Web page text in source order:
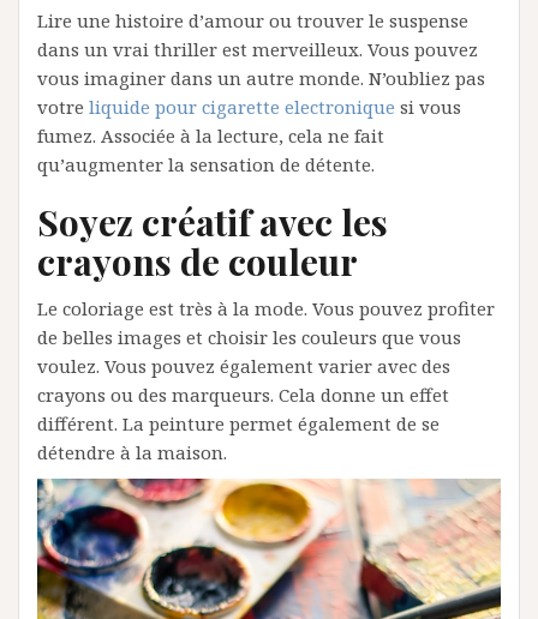
Lire une histoire d’amour ou trouver le suspense
dans un vrai thriller est merveilleux. Vous pouvez
vous imaginer dans un autre monde. N’oubliez pas
votre liquide pour cigarette electronique si vous
fumez. Associée à la lecture, cela ne fait
qu’augmenter la sensation de détente.
Soyez créatif avec les
crayons de couleur
Le coloriage est très à la mode. Vous pouvez profiter
de belles images et choisir les couleurs que vous
voulez. Vous pouvez également varier avec des
crayons ou des marqueurs. Cela donne un effet
différent. La peinture permet également de se
détendre à la maison.